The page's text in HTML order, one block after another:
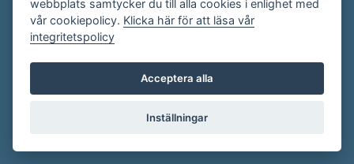
Cookies
Villkor
Skapa konto
webbplats samtycker du till alla cookies i enlighet med
vår cookiepolicy. Klicka här för att läsa vår
integritetspolicy
Acceptera alla
Inställningar